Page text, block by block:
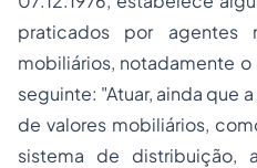
praticados por agentes
mobiliários, notadamente
seguinte: "Atuar, ainda que
de valores mobiliários,
sistema de distribuição,